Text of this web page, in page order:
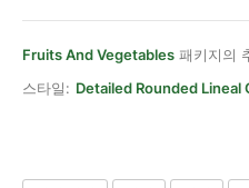
Fruits And Vegetables 패키지의
스타일: Detailed Rounded Lineal